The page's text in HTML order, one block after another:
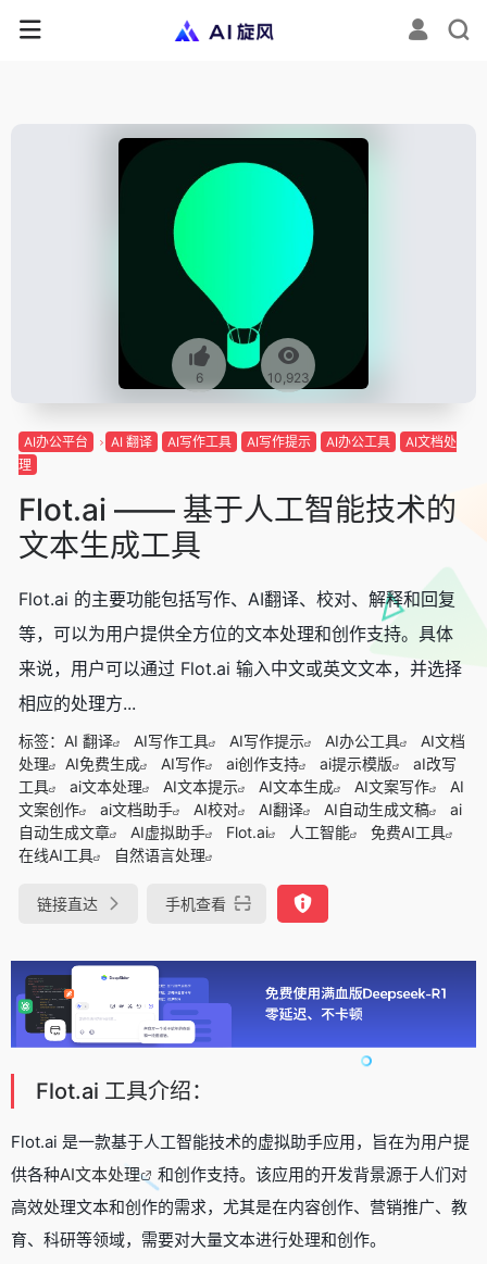
6 10,923
AI办公平台 AI 翻译 AI写作工具 AI写作提示 AI办公工具
AI文档处
理
Flot.ai —— 基于人工智能技术的
文本生成工具
Flot.ai 的主要功能包括写作、AI翻译、校对、解释和回复
等，可以为用户提供全方位的文本处理和创作支持。具体
来说，用户可以通过 Flot.ai 输入中文或英文文本，并选择
相应的处理方...
标签： AI 翻译 AI写作工具 AI写作提示 AI办公工具
AI文档
处理
AI免费生成 AI写作 ai创作支持 ai提示模版
aI改写
工具
ai文本处理 AI文本提示 AI文本生成 AI文案写作
AI
文案创作
ai文档助手 AI校对 AI翻译 AI自动生成文稿
ai
自动生成文章
AI虚拟助手 Flot.ai 人工智能
免费AI工具
在线AI工具
自然语言处理
链接直达 手机查看
Flot.ai 工具介绍：
Flot.ai 是一款基于人工智能技术的虚拟助手应用，旨在为用户提
供各种AI文本处理
和创作支持。该应用的开发背景源于人们对
高效处理文本和创作的需求，尤其是在内容创作、营销推广、教
育、科研等领域，需要对大量文本进行处理和创作。